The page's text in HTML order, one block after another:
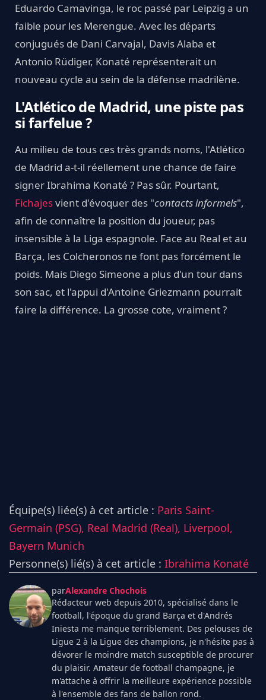
Eduardo Camavinga, le roc passé par Leipzig a un
faible pour les Merengue. Avec les départs
conjugués de Dani Carvajal, Davis Alaba et
Antonio Rüdiger, Konaté représenterait un
nouveau cycle au sein de la défense madrilène.
L'Atlético de Madrid, une piste pas
si farfelue ?
Au milieu de tous ces très grands noms, l'Atlético
de Madrid a-t-il réellement une chance de faire
signer Ibrahima Konaté ? Pas sûr. Pourtant,
Fichajesvient d'évoquer des "contacts informels",
afin de connaître la position du joueur, pas
insensible à la Liga espagnole. Face au Real et au
Barça, les Colcheronos ne font pas forcément le
poids. Mais Diego Simeone a plus d'un tour dans
son sac, et l'appui d'Antoine Griezmann pourrait
faire la différence. La grosse cote, vraiment ?
Équipe(s) liée(s) à cet article : Paris Saint-
Germain (PSG), Real Madrid (Real), Liverpool,
Bayern Munich
Personne(s) lié(s) à cet article : Ibrahima Konaté
parAlexandre Chochois
Rédacteur web depuis 2010, spécialisé dans le
football, l'époque du grand Barça et d'Andrés
Iniesta me manque terriblement. Des pelouses de
Ligue 2 à la Ligue des champions, je n'hésite pas à
dévorer le moindre match susceptible de procurer
du plaisir. Amateur de football champagne, je
m'attache à offrir la meilleure expérience possible
à l'ensemble des fans de ballon rond.